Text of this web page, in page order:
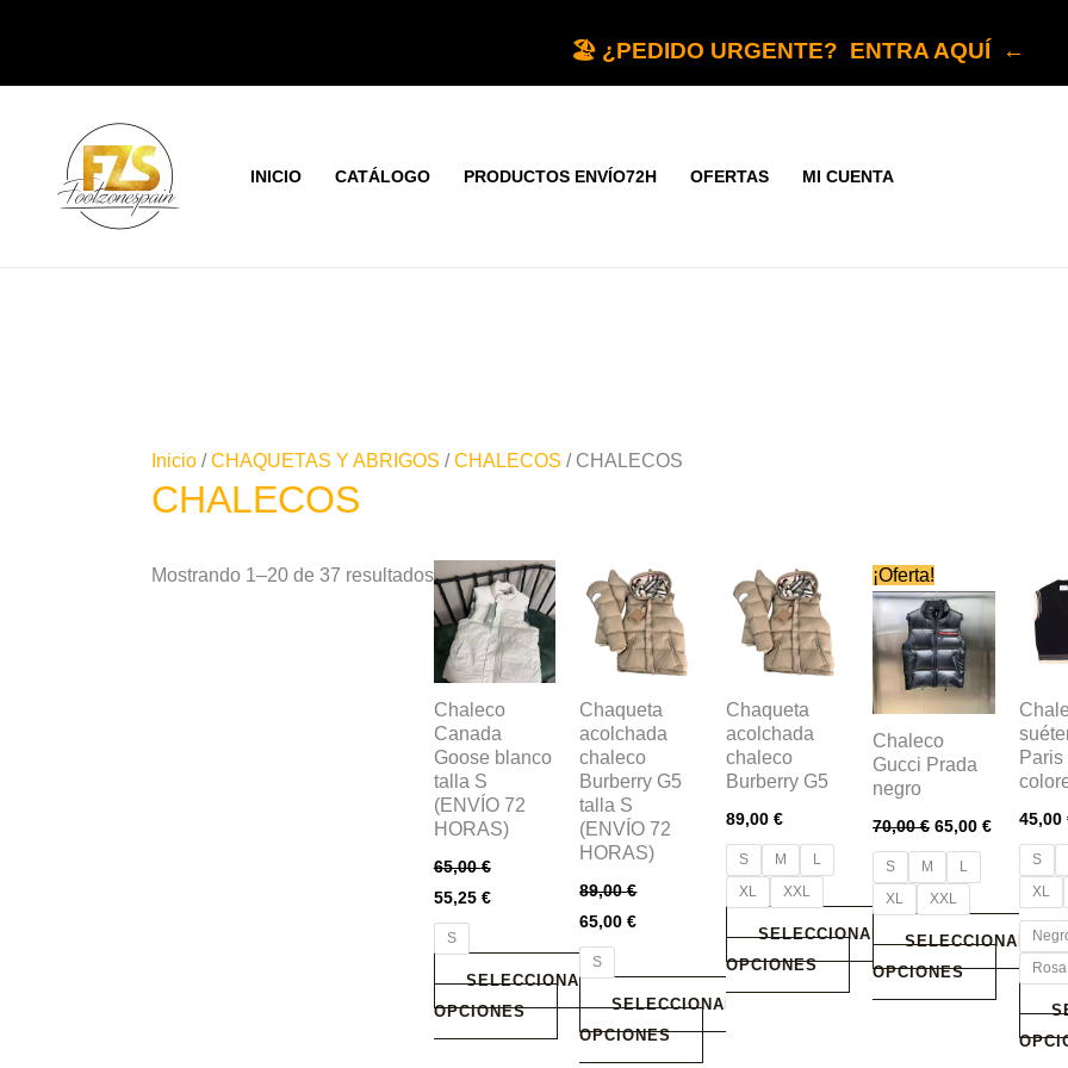
🏖️ ¿PEDIDO URGENTE? ENTRA AQUÍ ←
INICIO CATÁLOGO PRODUCTOS ENVÍO72H OFERTAS MI CUENTA
Inicio/CHAQUETAS Y ABRIGOS /CHALECOS / CHALECOS
CHALECOS
Mostrando 1–20 de 37 resultados
Chaleco
Canada
Goose blanco
talla S
(ENVÍO 72
HORAS)
65,00€
55,25 €
S
SELECCIONAR
OPCIONES
Este
producto
tiene
múltiples
variantes.
Las
opciones
se
pueden
página
producto
Chaqueta
acolchada
chaleco
Burberry G5
talla S
(ENVÍO 72
HORAS)
89,00€
65,00€
S
SELECCIONAR
OPCIONES
Este
producto
tiene
múltiples
variantes.
Las
opciones
se
pueden
elegir
en
la
página
de
producto
Chaqueta
acolchada
chaleco
Burberry G5
89,00€
S M
L
XL
XXL
SELECCIONAR
OPCIONES
Este
producto
tiene
múltiples
variantes.
Las
opciones
se
pueden
elegir
en
la
página
de
producto
¡Oferta!
Chaleco
Gucci Prada
negro
70,00€
El
precio
original
era:
70,00 €.
65,00 €
precio
actual
es:
65,00 €.
S M
L
XL
XXL
SELECCIONAR
OPCIONES
Este
producto
tiene
múltiples
variantes.
Las
opciones
se
pueden
elegir
en
la
página
de
45,00
S
XL
tiene
Las
se
elegir
en
la
de